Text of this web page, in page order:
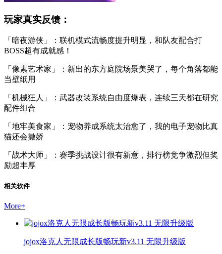
玩家真实反馈：
「暗夜游侠」：联机模式流畅度提升明显，和队友配合打
BOSS超有成就感！
「像素艺术家」：新出的东方庭院场景美哭了，每个角落都能
当壁纸用
「机械狂人」：武器改装系统自由度爆表，连续三天都在研究
配件组合
「地牢美食家」：宠物养成系统太治愈了，我的电子宠物比真
猫还会撒娇
「战术大师」：赛季挑战设计很有新意，排行榜竞争激烈但奖
励超丰厚
相关软件
More+
jojox洛克人无限成长版畅玩新v3.11 无限升级版